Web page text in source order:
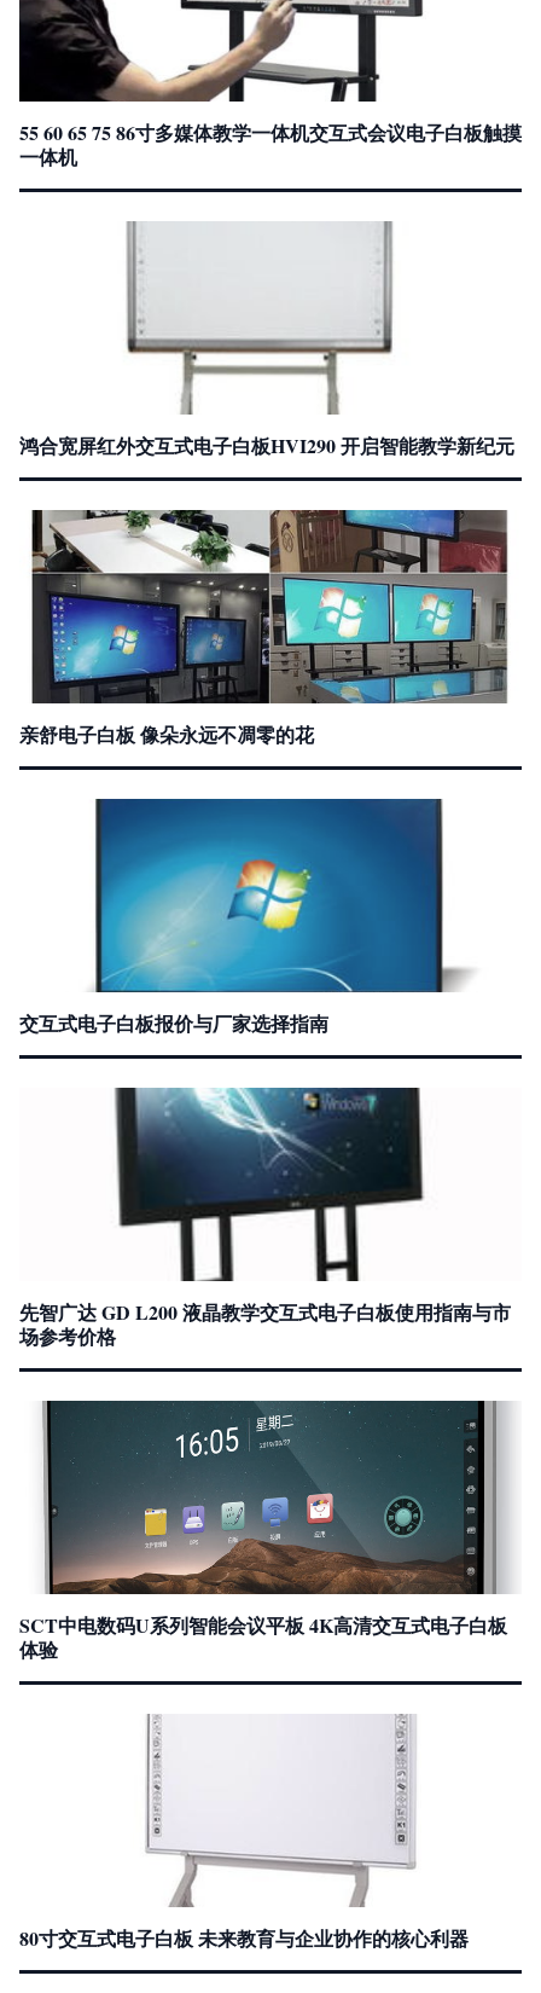
55 60 65 75 86寸多媒体教学一体机交互式会议电子白板触摸
一体机
鸿合宽屏红外交互式电子白板HVI290 开启智能教学新纪元
亲舒电子白板 像朵永远不凋零的花
交互式电子白板报价与厂家选择指南
先智广达 GD L200 液晶教学交互式电子白板使用指南与市
场参考价格
SCT中电数码U系列智能会议平板 4K高清交互式电子白板
体验
80寸交互式电子白板 未来教育与企业协作的核心利器